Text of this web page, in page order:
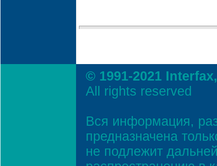
© 1991-2021
All rights reserved
Вся информация,
предназначена
не подлежит